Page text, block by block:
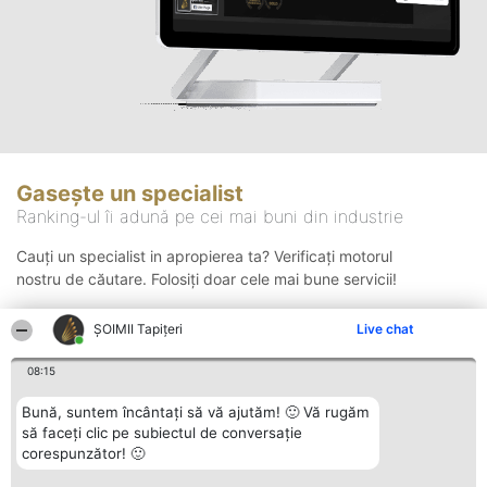
ȘOIMII Tapițeri Live chat
08:15
Bună, suntem încântați să vă ajutăm! 🙂 Vă rugăm
să faceți clic pe subiectul de conversație
corespunzător! 🙂
Gasește un specialist
Ranking-ul îi adună pe cei mai buni din industrie
Cauți un specialist in apropierea ta? Verificați motorul
nostru de căutare. Folosiți doar cele mai bune servicii!